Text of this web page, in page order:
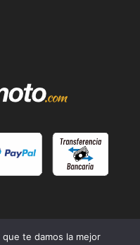
te damos la mejor